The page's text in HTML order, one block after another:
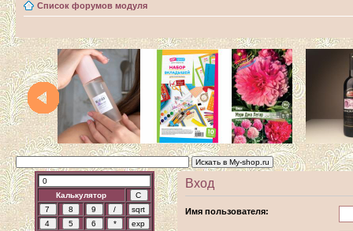
Список форумов модуля
Калькулятор
Вход
Имя пользователя: